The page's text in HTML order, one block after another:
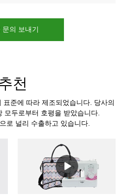
문의 보내기
천
표준에 따라 제조되었습니다. 당사의
모두로부터 호평을 받았습니다.
로 널리 수출하고 있습니다.